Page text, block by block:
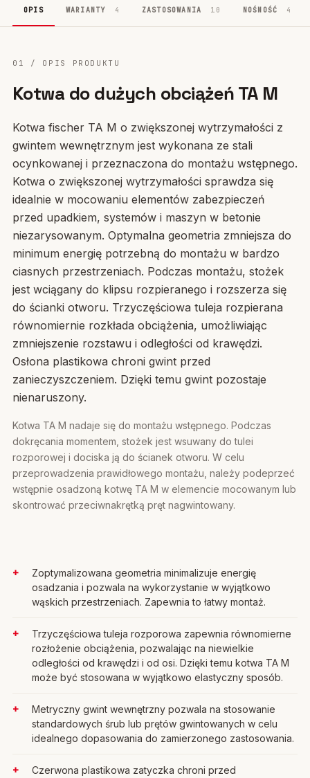
OPIS WARIANTY 4 ZASTOSOWANIA 10 NOŚNOŚĆ 4
01 / OPIS PRODUKTU
Kotwa do dużych obciążeń TA M
Kotwa fischer TA M o zwiększonej wytrzymałości z
gwintem wewnętrznym jest wykonana ze stali
ocynkowanej i przeznaczona do montażu wstępnego.
Kotwa o zwiększonej wytrzymałości sprawdza się
idealnie w mocowaniu elementów zabezpieczeń
przed upadkiem, systemów i maszyn w betonie
niezarysowanym. Optymalna geometria zmniejsza do
minimum energię potrzebną do montażu w bardzo
ciasnych przestrzeniach. Podczas montażu, stożek
jest wciągany do klipsu rozpieranego i rozszerza się
do ścianki otworu. Trzyczęściowa tuleja rozpierana
równomiernie rozkłada obciążenia, umożliwiając
zmniejszenie rozstawu i odległości od krawędzi.
Osłona plastikowa chroni gwint przed
zanieczyszczeniem. Dzięki temu gwint pozostaje
nienaruszony.
Kotwa TA M nadaje się do montażu wstępnego. Podczas
dokręcania momentem, stożek jest wsuwany do tulei
rozporowej i dociska ją do ścianek otworu. W celu
przeprowadzenia prawidłowego montażu, należy podeprzeć
wstępnie osadzoną kotwę TA M w elemencie mocowanym lub
skontrować przeciwnakrętką pręt nagwintowany.
Zoptymalizowana geometria minimalizuje energię
osadzania i pozwala na wykorzystanie w wyjątkowo
wąskich przestrzeniach. Zapewnia to łatwy montaż.
Trzyczęściowa tuleja rozporowa zapewnia równomierne
rozłożenie obciążenia, pozwalając na niewielkie
odległości od krawędzi i od osi. Dzięki temu kotwa TA M
może być stosowana w wyjątkowo elastyczny sposób.
Metryczny gwint wewnętrzny pozwala na stosowanie
standardowych śrub lub prętów gwintowanych w celu
idealnego dopasowania do zamierzonego zastosowania.
Czerwona plastikowa zatyczka chroni przed